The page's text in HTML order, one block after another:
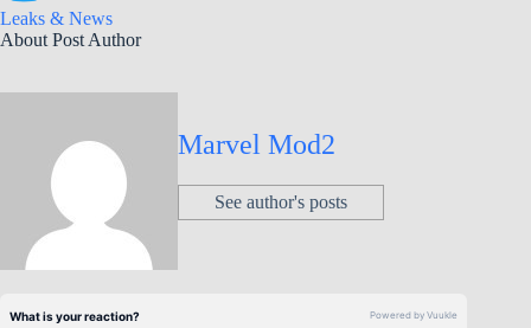
Leaks & News
About Post Author
Marvel Mod2
See author's posts